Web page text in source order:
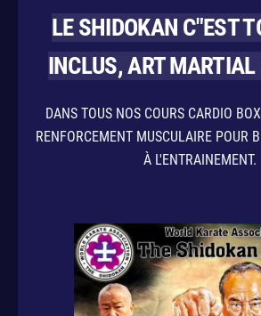
LE SHIDOKAN C"EST
INCLUS, ART
DANS TOUS NOS COURS CARDIO
RENFORCEMENT MUSCULAIRE POUR
À L'ENTRAINEMENT.